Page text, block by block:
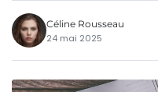
Céline Rousseau
24 mai 2025